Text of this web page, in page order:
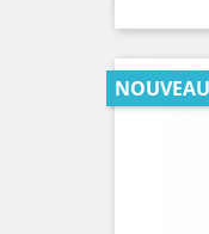
NOUVEAU